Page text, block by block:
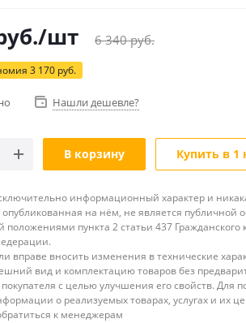
/шт 6 340руб.
3 170 руб.
Нашли дешевле?
В корзину Купить в 1
информационный характер и
на нём, не является публичной
положениями пункта 2 статьи 437 Гражданского
вправе вносить изменения в технические
вид и комплектацию товаров без
с целью улучшения его свойств. Для
о реализуемых товарах, услугах и их
к менеджерам